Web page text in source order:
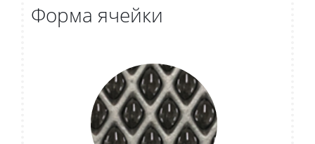
Форма ячейки